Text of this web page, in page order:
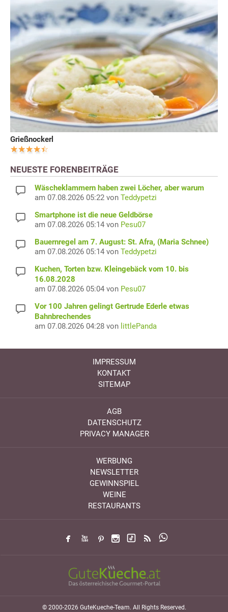
Grießnockerl
NEUESTE FORENBEITRÄGE
Wäscheklammern haben zwei Löcher, aber warum
am 07.08.2026 05:22 von Teddypetzi
Smartphone ist die neue Geldbörse
am 07.08.2026 05:14 von Pesu07
Bauernregel am 7. August: St. Afra, (Maria Schnee)
am 07.08.2026 05:14 von Teddypetzi
Kuchen, Torten bzw. Kleingebäck vom 10. bis
16.08.2028
am 07.08.2026 05:04 von Pesu07
Vor 100 Jahren gelingt Gertrude Ederle etwas
Bahnbrechendes
am 07.08.2026 04:28 von littlePanda
IMPRESSUM
KONTAKT
SITEMAP
AGB
DATENSCHUTZ
PRIVACY MANAGER
WERBUNG
NEWSLETTER
GEWINNSPIEL
WEINE
RESTAURANTS
© 2000-2026 GuteKueche-Team. All Rights Reserved.